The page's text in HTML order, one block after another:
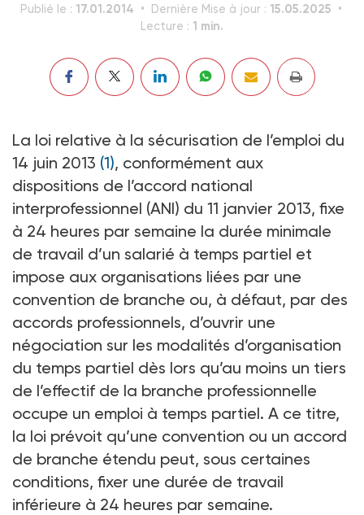
Publié le : 17.01.2014 Dernière Mise à jour : 15.05.2025
Lecture : 1 min.
La loi relative à la sécurisation de l’emploi du
14 juin 2013 (1), conformément aux
dispositions de l’accord national
interprofessionnel (ANI) du 11 janvier 2013, fixe
à 24 heures par semaine la durée minimale
de travail d’un salarié à temps partiel et
impose aux organisations liées par une
convention de branche ou, à défaut, par des
accords professionnels, d’ouvrir une
négociation sur les modalités d’organisation
du temps partiel dès lors qu’au moins un tiers
de l’effectif de la branche professionnelle
occupe un emploi à temps partiel. A ce titre,
la loi prévoit qu’une convention ou un accord
de branche étendu peut, sous certaines
conditions, fixer une durée de travail
inférieure à 24 heures par semaine.